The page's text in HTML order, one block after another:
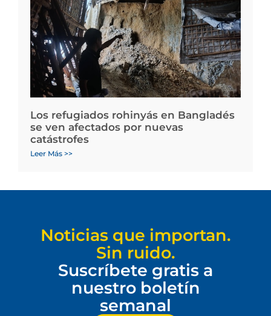
Los refugiados rohinyás en Bangladés
se ven afectados por nuevas
catástrofes
Leer Más >>
Noticias que importan.
Sin ruido.
Suscríbete gratis a
nuestro boletín
semanal